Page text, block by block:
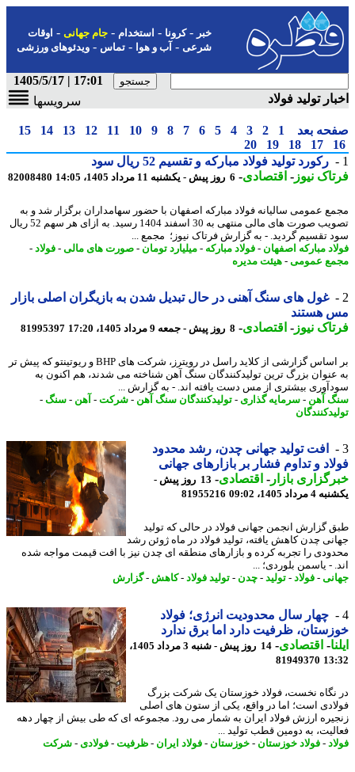
-کرونا-استخدام- جام جهانی-اوقات
شرعی-آب و هوا-تماس-ویدئوهای ورزشی
17:01 | 1405/5/17
تولید فولاد
سرویسها
بعد 1
2
3
4
5
6
7
8
9
10
11
12
13
14
15
17
18
19
20
رکورد تولید فولاد مبارکه و تقسیم 52 ریال سود
نیوز-اقتصادی-6 روز پیش - یکشنبه 11 مرداد 1405، 14:05 82008480
عمومی سالیانه فولاد مبارکه اصفهان با حضور سهامداران برگزار شد و به
تصویب صورت های مالی منتهی به 30 اسفند 1404 رسید. به ازای هر سهم 52 ریال
تقسیم گردید. - به گزارش فرتاک نیوز؛ مجمع ...
مبارکه اصفهان-فولاد مبارکه- میلیارد تومان-صورت های مالی-فولاد-
عمومی-هیئت مدیره
غول های سنگ آهنی در حال تبدیل شدن به بازیگران اصلی بازار
هستند
نیوز-اقتصادی-8 روز پیش - جمعه 9 مرداد 1405، 17:20 81995397
بر اساس گزارشی از کلاید راسل در رویترز، شرکت های BHP و ریوتینتو که پیش تر
بزرگ ترین تولیدکنندگان سنگ آهن شناخته می شدند، هم اکنون به
بیشتری از مس دست یافته اند. - به گزارش ...
آهن -سرمایه گذاری- تولیدکنندگان سنگ آهن -شرکت-آهن -سنگ-
افت تولید جهانی چدن، رشد محدود
و تداوم فشار بر بازارهای جهانی
بازار- اقتصادی-
13 روز پیش -
1405، 09:02
81955216
گزارش انجمن جهانی فولاد در حالی که تولید
چدن کاهش یافته، تولید فولاد در ماه ژوئن رشد
را تجربه کرده و بازارهای منطقه ای چدن نیز با افت قیمت مواجه شده
- یاسمن بلوردی؛ ...
-فولاد-تولید-چدن-تولید فولاد-کاهش-گزارش
چهار سال محدودیت انرژی؛ فولاد
ظرفیت دارد اما برق ندارد
-اقتصادی-
14 روز پیش - شنبه 3 مرداد 1405،
81949370
نخست، فولاد خوزستان یک شرکت بزرگ
است؛ اما در واقع، یکی از ستون های اصلی
ارزش فولاد ایران به شمار می رود. مجموعه ای که طی بیش از چهار دهه
به دومین قطب تولید ...
-فولاد خوزستان-خوزستان-فولاد ایران - ظرفیت -فولادی-شرکت